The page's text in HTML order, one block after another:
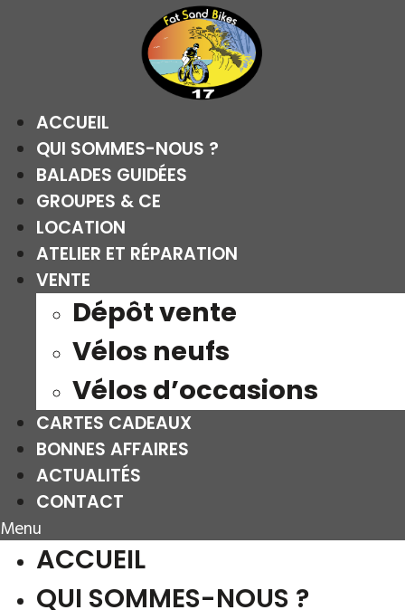
ACCUEIL
QUI SOMMES-NOUS ?
BALADES GUIDÉES
GROUPES & CE
LOCATION
ATELIER ET RÉPARATION
VENTE
Dépôt vente
Vélos neufs
Vélos d’occasions
CARTES CADEAUX
BONNES AFFAIRES
ACTUALITÉS
CONTACT
Menu
ACCUEIL
QUI SOMMES-NOUS ?